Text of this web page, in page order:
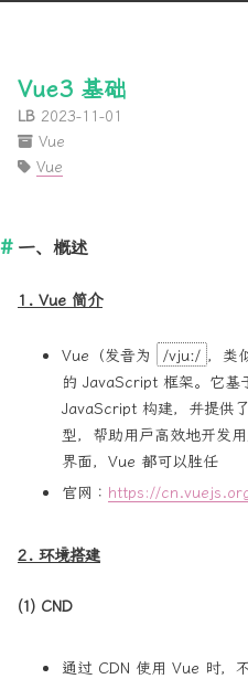
Vue3 基础
LB 2023-11-01
Vue
Vue
一、概述
1. Vue 简介
Vue（发音为 /vjuː/ ，类
的 JavaScript 框架。它基
JavaScript 构建，并提供
型，帮助用户高效地开发
界面，Vue 都可以胜任
官网： https://
2. 环境搭建
(1) CND
通过 CDN 使用 Vue 时，